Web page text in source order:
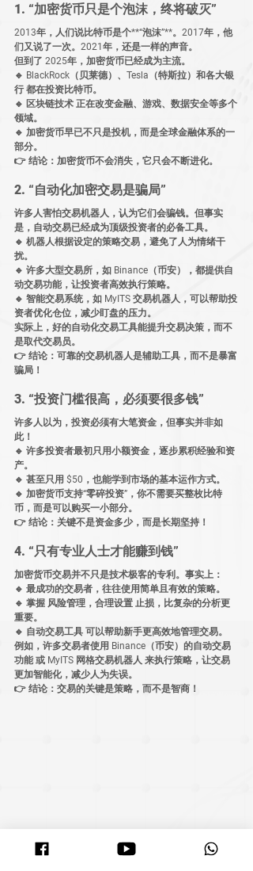
1. “加密货币只是个泡沫，终将破灭”
2013年，人们说比特币是个**“泡沫”**。2017年，他
们又说了一次。2021年，还是一样的声音。
但到了 2025年 ， 加密货币已经成为主流。
🔹 BlackRock（贝莱德）、Tesla（特斯拉）和各大银
行 都在投资比特币。
🔹 区块链技术 正在改变金融、游戏、数据安全等多个
领域。
🔹 加密货币早已不只是投机，而是全球金融体系的一
部分。
👉 结论：加密货币不会消失，它只会不断进化。
2. “自动化加密交易是骗局”
许多人害怕交易机器人 ，认为它们会骗钱。但事实
是， 自动交易已经成为顶级投资者的必备工具。
🔹 机器人根据设定的策略交易 ，避免了人为情绪干
扰。
🔹 许多大型交易所，如 Binance（币安）
，都提供自
动交易功能，让投资者高效执行策略。
🔹 智能交易系统，如 MyITS 交易机器人 ，可以帮助投
资者优化仓位，减少盯盘的压力。
实际上， 好的自动化交易工具能提升交易决策，而不
是取代交易员。
👉 结论：可靠的交易机器人是辅助工具，而不是暴富
骗局！
3. “投资门槛很高，必须要很多钱”
许多人以为， 投资必须有大笔资金 ，但事实并非如
此！
🔹 许多投资者最初只用小额资金 ，逐步累积经验和资
产。
🔹 甚至只用 $50 ，也能学到市场的基本运作方式。
🔹 加密货币支持“零碎投资” ，你不需要买整枚比特
币，而是可以购买一小部分。
👉 结论：关键不是资金多少，而是长期坚持！
4. “只有专业人士才能赚到钱”
加密货币交易并不只是技术极客的专利 。事实上：
🔹 最成功的交易者，往往使用简单且有效的策略。
🔹 掌握 风险管理 ，合理设置 止损 ，比复杂的分析更
重要。
🔹 自动交易工具 可以帮助新手更高效地管理交易。
例如，许多交易者使用 Binance（币安）的自动交易
功能 或 MyITS 网格交易机器人 来执行策略，让交易
更加智能化，减少人为失误。
👉 结论：交易的关键是策略，而不是智商！